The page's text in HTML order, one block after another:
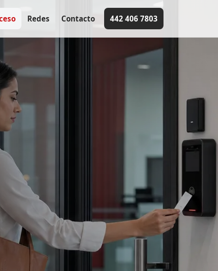
Redes Contacto 442 406 7803